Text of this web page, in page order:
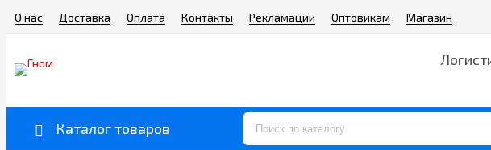
О нас Доставка Оплата Контакты Рекламации Оптовикам Магазин
Каталог товаров